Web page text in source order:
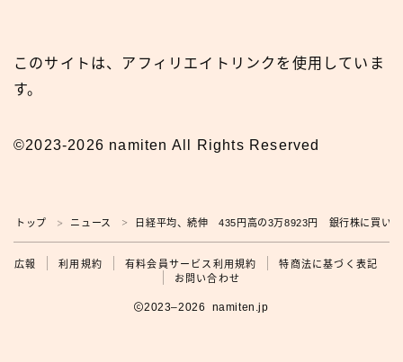
広報
このサイトは、アフィリエイトリンクを使用していま
す。
©2023-2026 namiten All Rights Reserved
トップ ＞ ニュース ＞ 日経平均、続伸 435円高の3万8923円 銀行株に買い
広報 利用規約 有料会員サービス利用規約
特商法に基づく表記
お問い合わせ
2023–2026 namiten.jp